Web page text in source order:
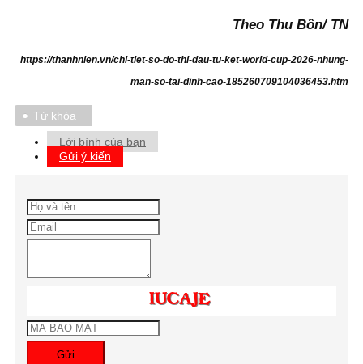
Theo Thu Bồn/ TN
https://thanhnien.vn/chi-tiet-so-do-thi-dau-tu-ket-world-cup-2026-nhung-
man-so-tai-dinh-cao-185260709104036453.htm
Từ khóa
Lời bình của bạn
Gửi ý kiến
Gửi